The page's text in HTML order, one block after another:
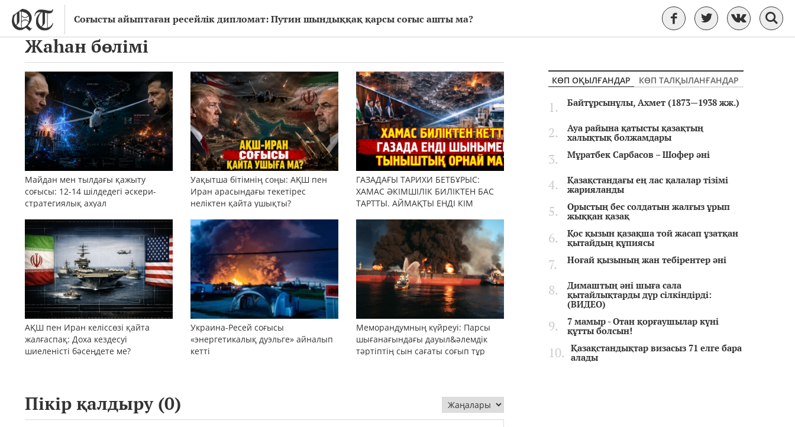
Соғысты айыптаған ресейлік дипломат: Путин шындыққақ қарсы соғыс ашты ма?
Жаһан бөлімі
Майдан мен тылдағы қажыту
соғысы: 12-14 шілдедегі әскери-
стратегиялық ахуал
Уақытша бітімнің соңы: АҚШ пен
Иран арасындағы текетірес
неліктен қайта ушықты?
ГАЗАДАҒЫ ТАРИХИ БЕТБҰРЫС:
ХАМАС ӘКІМШІЛІК БИЛІКТЕН БАС
ТАРТТЫ. АЙМАҚТЫ ЕНДІ КІМ
АҚШ пен Иран келіссөзі қайта
жалғаспақ: Доха кездесуі
шиеленісті бәсеңдете ме?
Украина-Ресей соғысы
«энергетикалық дуэльге» айналып
кетті
Меморандумның күйреуі: Парсы
шығанағындағы дауыл&әлемдік
тәртіптің сын сағаты соғып тұр
Пікір қалдыру (0)
КӨП ОҚЫЛҒАНДАР
КӨП ТАЛҚЫЛАНҒАНДАР
Байтұрсынұлы, Ахмет (1873—1938 жж.)
Ауа райына қатысты қазақтың
халықтық болжамдары
Мұратбек Сарбасов – Шофер әні
Қазақстандағы ең лас қалалар тізімі
жарияланды
Орыстың бес солдатын жалғыз ұрып
жыққан қазақ
Қос қызын қазақша той жасап ұзатқан
қытайдың құпиясы
Ноғай қызының жан тебірентер әні
Димаштың әні шыға сала
қытайлықтарды дүр сілкіндірді:
(ВИДЕО)
7 мамыр - Отан қорғаушылар күні
құтты болсын!
Қазақстандықтар визасыз 71 елге бара
алады